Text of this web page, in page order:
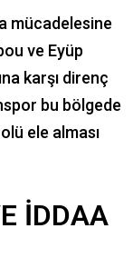
mücadelesine
ve Eyüp
karşı direnç
bu bölgede
ele alması
İDDAA